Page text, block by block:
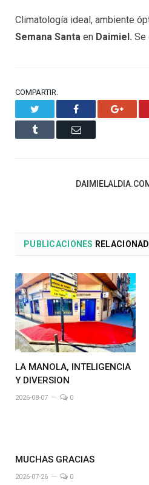
Climatología ideal, ambiente
Semana Santa en Daimiel. Se
COMPARTIR.
Facebook
Tumblr Email
PUBLICACIONES
LA MANOLA, INTELIGENCIA
Y DIVERSION
2026-08-07 0
MUCHAS GRACIAS
2026-07-26 0